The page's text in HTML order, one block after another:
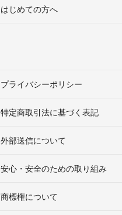
はじめての方へ
プライバシーポリシー
特定商取引法に基づく表記
外部送信について
安心・安全のための取り組み
商標権について